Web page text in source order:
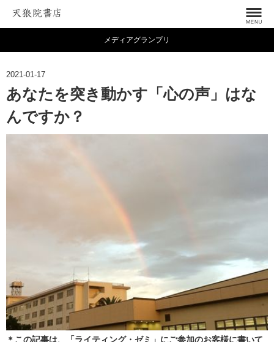
メディアグランプリ
2021-01-17
あなたを突き動かす「心の声」はな
んですか？
＊この記事は、「ライティング・ゼミ」にご参加のお客様に書いて